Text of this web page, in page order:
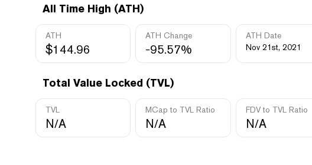
All Time High (ATH)
ATH
$144.96
ATH Change
-95.57%
ATH Date
Nov 21st, 2021
Total Value Locked (TVL)
TVL
N/A
MCap to TVL Ratio
N/A
FDV to TVL Ratio
N/A